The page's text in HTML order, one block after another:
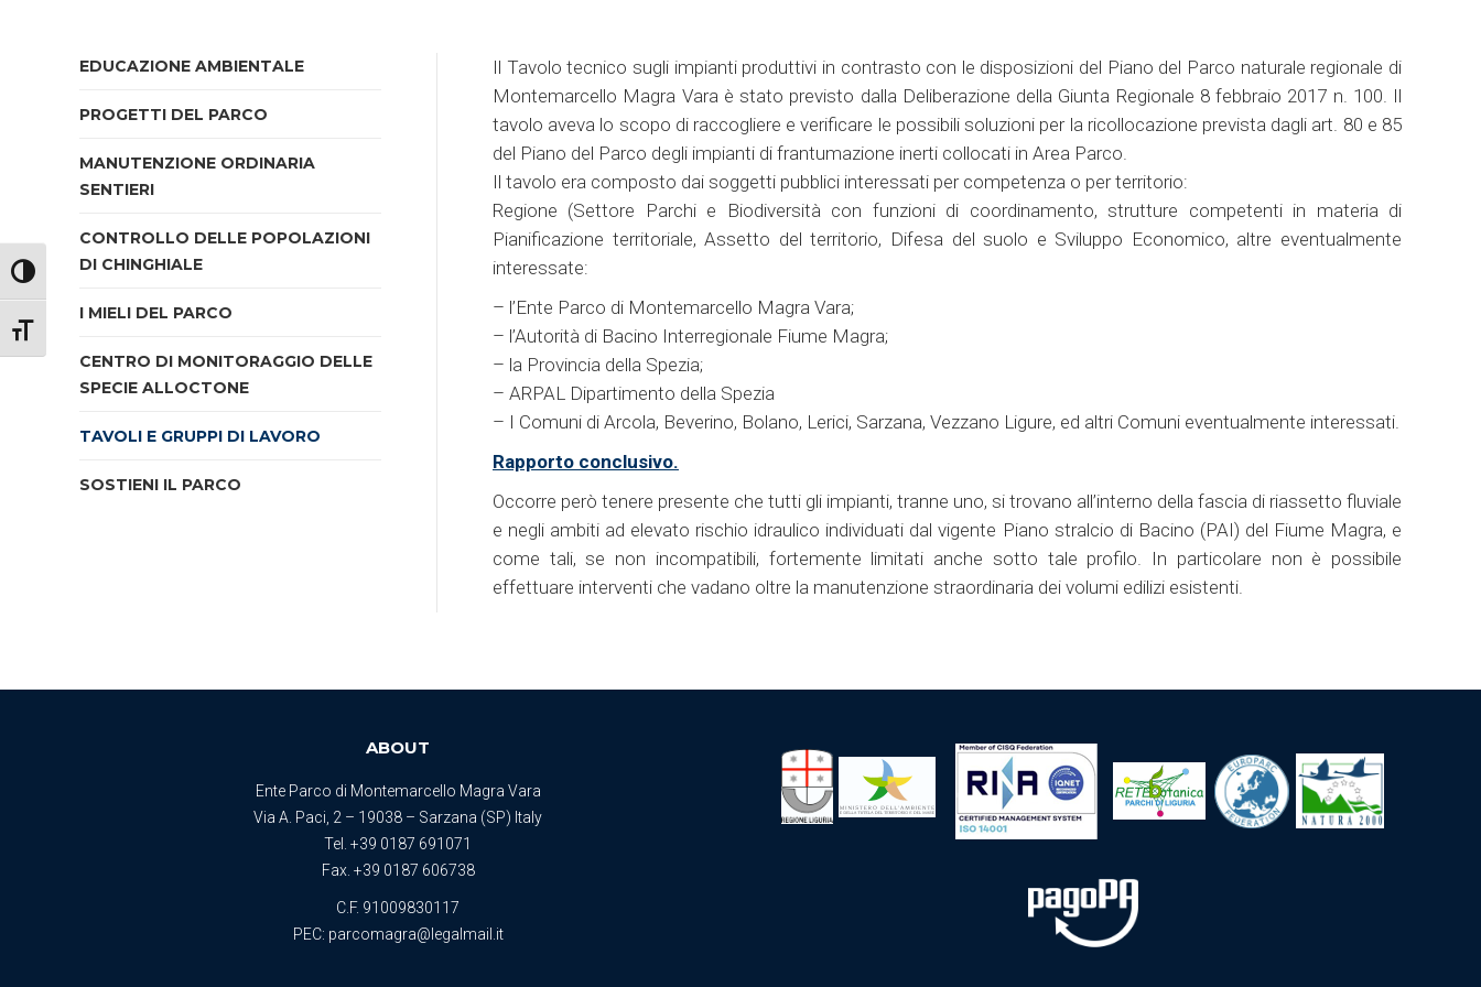
Attiva/disattiva alto contrasto
Attiva/disattiva dimensione testo
Il Tavolo tecnico sugli impianti produttivi in contrasto con le disposizioni del Piano del Parco naturale regionale di
Montemarcello Magra Vara è stato previsto dalla Deliberazione della Giunta Regionale 8 febbraio 2017 n. 100. Il
tavolo aveva lo scopo di raccogliere e verificare le possibili soluzioni per la ricollocazione prevista dagli art. 80 e 85
del Piano del Parco degli impianti di frantumazione inerti collocati in Area Parco.
Il tavolo era composto dai soggetti pubblici interessati per competenza o per territorio:
Regione (Settore Parchi e Biodiversità con funzioni di coordinamento, strutture competenti in materia di
Pianificazione territoriale, Assetto del territorio, Difesa del suolo e Sviluppo Economico, altre eventualmente
interessate:
– l’Ente Parco di Montemarcello Magra Vara;
– l’Autorità di Bacino Interregionale Fiume Magra;
– la Provincia della Spezia;
– ARPAL Dipartimento della Spezia
– I Comuni di Arcola, Beverino, Bolano, Lerici, Sarzana, Vezzano Ligure, ed altri Comuni eventualmente interessati.
Rapporto conclusivo.
Occorre però tenere presente che tutti gli impianti, tranne uno, si trovano all’interno della fascia di riassetto fluviale
e negli ambiti ad elevato rischio idraulico individuati dal vigente Piano stralcio di Bacino (PAI) del Fiume Magra, e
come tali, se non incompatibili, fortemente limitati anche sotto tale profilo. In particolare non è possibile
effettuare interventi che vadano oltre la manutenzione straordinaria dei volumi edilizi esistenti.
EDUCAZIONE AMBIENTALE
PROGETTI DEL PARCO
MANUTENZIONE ORDINARIA
SENTIERI
CONTROLLO DELLE POPOLAZIONI
DI CHINGHIALE
I MIELI DEL PARCO
CENTRO DI MONITORAGGIO DELLE
SPECIE ALLOCTONE
TAVOLI E GRUPPI DI LAVORO
SOSTIENI IL PARCO
ABOUT
Ente Parco di Montemarcello Magra Vara
Via A. Paci, 2 – 19038 – Sarzana (SP) Italy
Tel. +39 0187 691071
Fax. +39 0187 606738
C.F. 91009830117
PEC: parcomagra@legalmail.it